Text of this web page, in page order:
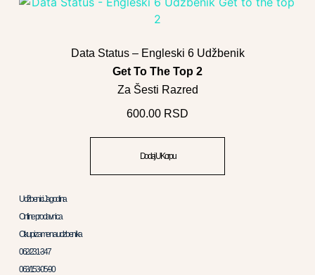
Data Status – Engleski 6 Udžbenik
Get To The Top 2
Za Šesti Razred
600.00 RSD
Dodaj U Korpu
Udžbenici Jagodina
Online prodavnica
Otkup i zamena udzbenika
062/231-347
063/153-05-90